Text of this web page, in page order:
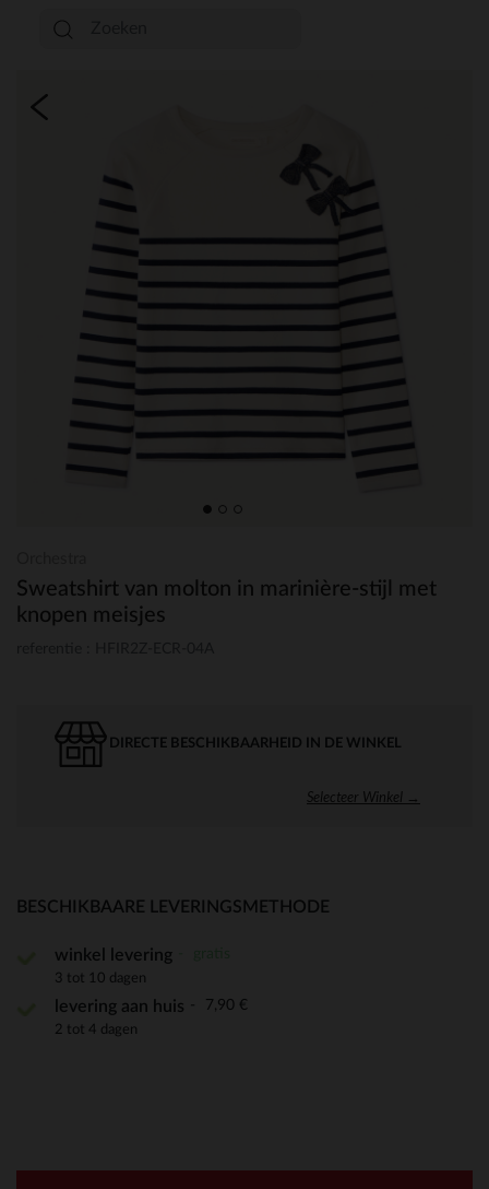
Sweatshirt van molton in marinière-stijl met
knopen meisjes
DIRECTE BESCHIKBAARHEID IN DE WINKEL
Selecteer Winkel →
BESCHIKBAARE LEVERINGSMETHODE
winkel levering
3 tot 10 dagen
levering aan huis 7,90 €
2 tot 4 dagen